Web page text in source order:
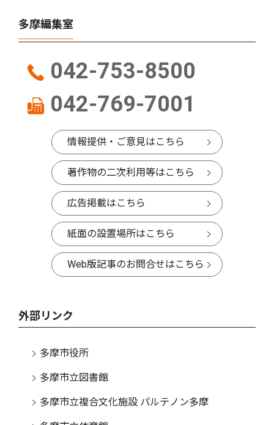
多摩編集室
042-753-8500
042-769-7001
情報提供・ご意見はこちら
著作物の二次利用等はこちら
広告掲載はこちら
紙面の設置場所はこちら
Web版記事のお問合せはこちら
外部リンク
多摩市役所
多摩市立図書館
多摩市立複合文化施設 パルテノン多摩